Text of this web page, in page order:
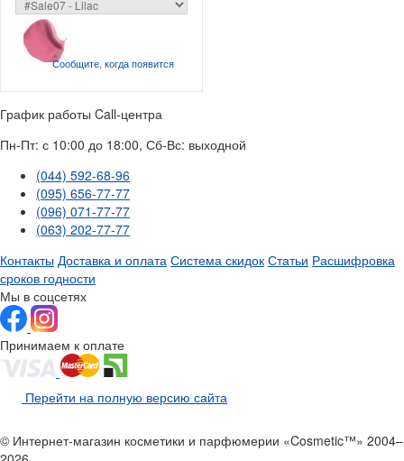
Сообщите, когдапоявится
График работы Call-центра
Пн-Пт: с 10:00 до 18:00, Сб-Вс: выходной
(044) 592-68-96
(095) 656-77-77
(096) 071-77-77
(063) 202-77-77
Контакты Доставка и оплата Система скидок Статьи Расшифровка
сроков годности
Мы в соцсетях
Принимаем к оплате
Перейти на полную версию сайта
© Интернет-магазин косметики и парфюмерии «Cosmetic™» 2004–